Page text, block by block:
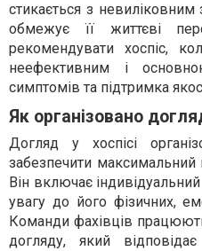
стикається з
обмежує її життєві
рекомендувати хоспіс,
неефективним і
симптомів та підтримка
Як організовано
Догляд у хоспісі
забезпечити максимальний
Він включає
увагу до його фізичних,
Команди фахівців
догляду, який